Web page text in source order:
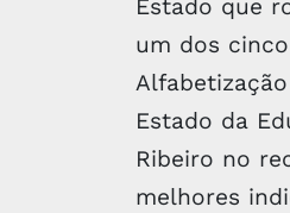
Estado que
um dos
Estado da
Ribeiro no
melhores